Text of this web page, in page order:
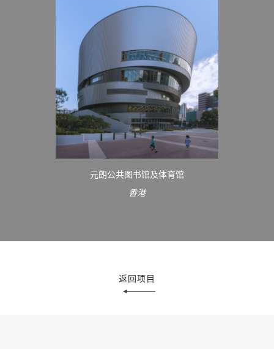
元朗公共图书馆及体育馆
香港
返回项目